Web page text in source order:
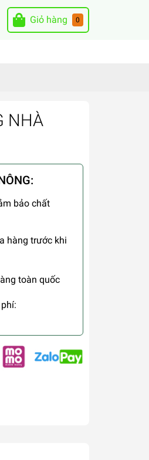
Giỏ hàng 0
NHÀ
bảo chất
hàng trước khi
toàn quốc